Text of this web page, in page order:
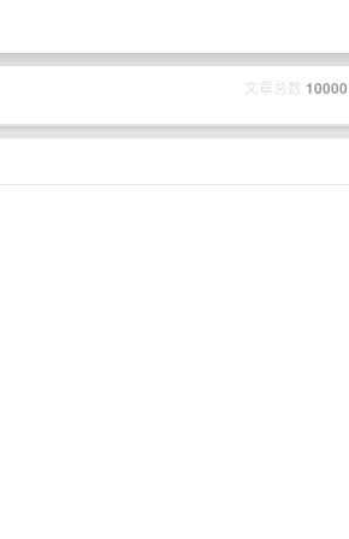
文章总数 10000